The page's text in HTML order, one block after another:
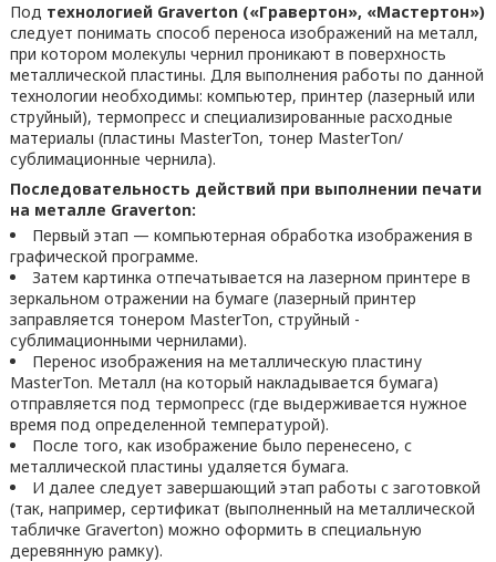
Под технологией Graverton («Гравертон», «Мастертон»)
следует понимать способ переноса изображений на металл,
при котором молекулы чернил проникают в поверхность
металлической пластины. Для выполнения работы по данной
технологии необходимы: компьютер, принтер (лазерный или
струйный), термопресс и специализированные расходные
материалы (пластины MasterTon, тонер MasterTon/
сублимационные чернила).
Последовательность действий при выполнении печати
на металле Graverton:
Первый этап — компьютерная обработка изображения в
графической программе.
Затем картинка отпечатывается на лазерном принтере в
зеркальном отражении на бумаге (лазерный принтер
заправляется тонером MasterTon, струйный -
сублимационными чернилами).
Перенос изображения на металлическую пластину
MasterTon. Металл (на который накладывается бумага)
отправляется под термопресс (где выдерживается нужное
время под определенной температурой).
После того, как изображение было перенесено, с
металлической пластины удаляется бумага.
И далее следует завершающий этап работы с заготовкой
(так, например, сертификат (выполненный на металлической
табличке Graverton) можно оформить в специальную
деревянную рамку).